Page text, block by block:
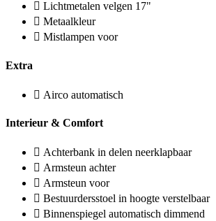
Lichtmetalen velgen 17"
Metaalkleur
Mistlampen voor
Extra
Airco automatisch
Interieur & Comfort
Achterbank in delen neerklapbaar
Armsteun achter
Armsteun voor
Bestuurdersstoel in hoogte verstelbaar
Binnenspiegel automatisch dimmend